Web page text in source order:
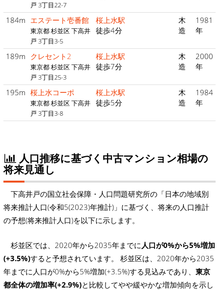
戸 3丁目22-7
184m エステート壱番館
東京都 杉並区 下高井
戸 3丁目3-5
桜上水駅
徒歩4分
木
造
1981
年
189m クレセント2
東京都 杉並区 下高井
戸 3丁目25-3
桜上水駅
徒歩7分
木
造
2000
年
195m 桜上水コーポ
東京都 杉並区 下高井
戸 3丁目3-8
桜上水駅
徒歩5分
木
造
1984
年
人口推移に基づく中古マンション相場の
将来見通し
下高井戸の国立社会保障・人口問題研究所の「日本の地域別
将来推計人口(令和5(2023)年推計)」に基づく、将来の人口推計
の予想(将来推計人口)を以下に示します。
杉並区では、2020年から2035年までに 人口が0%から5%増加
(+3.5%)すると予想されています。 杉並区は、2020年から2035
年までに人口が0%から5%増加(+3.5%)する見込みであり、 東京
都全体の増加率(+2.9%)と比較してやや緩やかな増加傾向を示し